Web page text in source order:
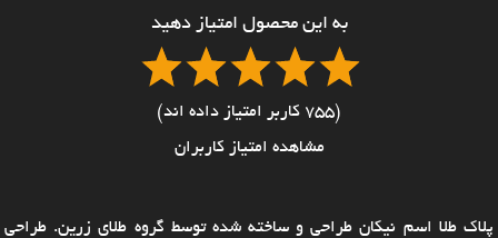
به این محصول امتیاز دهید
(755 کاربر امتیاز داده اند)
مشاهده امتیاز کاربران
پلاک طلا اسم نیکان طراحی و ساخته شده توسط گروه طلای زرین. طراحی